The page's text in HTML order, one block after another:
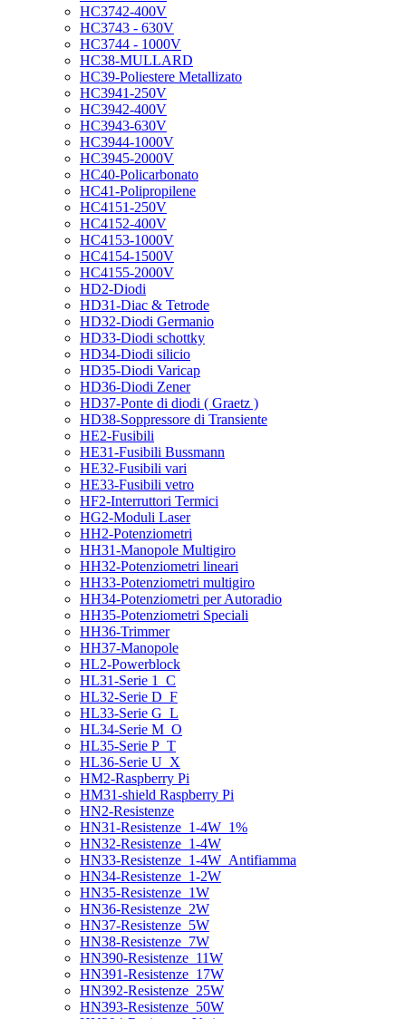
HC3742-400V
HC3743 - 630V
HC3744 - 1000V
HC38-MULLARD
HC39-Poliestere Metallizato
HC3941-250V
HC3942-400V
HC3943-630V
HC3944-1000V
HC3945-2000V
HC40-Policarbonato
HC41-Polipropilene
HC4151-250V
HC4152-400V
HC4153-1000V
HC4154-1500V
HC4155-2000V
HD2-Diodi
HD31-Diac & Tetrode
HD32-Diodi Germanio
HD33-Diodi schottky
HD34-Diodi silicio
HD35-Diodi Varicap
HD36-Diodi Zener
HD37-Ponte di diodi ( Graetz )
HD38-Soppressore di Transiente
HE2-Fusibili
HE31-Fusibili Bussmann
HE32-Fusibili vari
HE33-Fusibili vetro
HF2-Interruttori Termici
HG2-Moduli Laser
HH2-Potenziometri
HH31-Manopole Multigiro
HH32-Potenziometri lineari
HH33-Potenziometri multigiro
HH34-Potenziometri per Autoradio
HH35-Potenziometri Speciali
HH36-Trimmer
HH37-Manopole
HL2-Powerblock
HL31-Serie 1_C
HL32-Serie D_F
HL33-Serie G_L
HL34-Serie M_O
HL35-Serie P_T
HL36-Serie U_X
HM2-Raspberry Pi
HM31-shield Raspberry Pi
HN2-Resistenze
HN31-Resistenze_1-4W_1%
HN32-Resistenze_1-4W
HN33-Resistenze_1-4W_Antifiamma
HN34-Resistenze_1-2W
HN35-Resistenze_1W
HN36-Resistenze_2W
HN37-Resistenze_5W
HN38-Resistenze_7W
HN390-Resistenze_11W
HN391-Resistenze_17W
HN392-Resistenze_25W
HN393-Resistenze_50W